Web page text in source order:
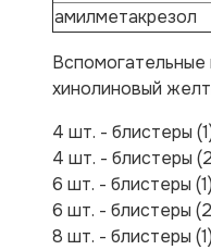
амилметакрезол
хинолиновый
4 шт. - блистеры
4 шт. - блистеры
6 шт. - блистеры
6 шт. - блистеры
8 шт. - блистеры